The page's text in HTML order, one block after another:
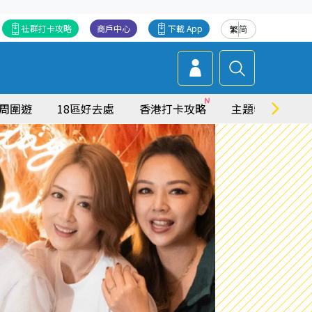
繁简
下載 App
商戶中心
社群打卡攻略
圍遊 18區好去處 香港打卡攻略 主題特集